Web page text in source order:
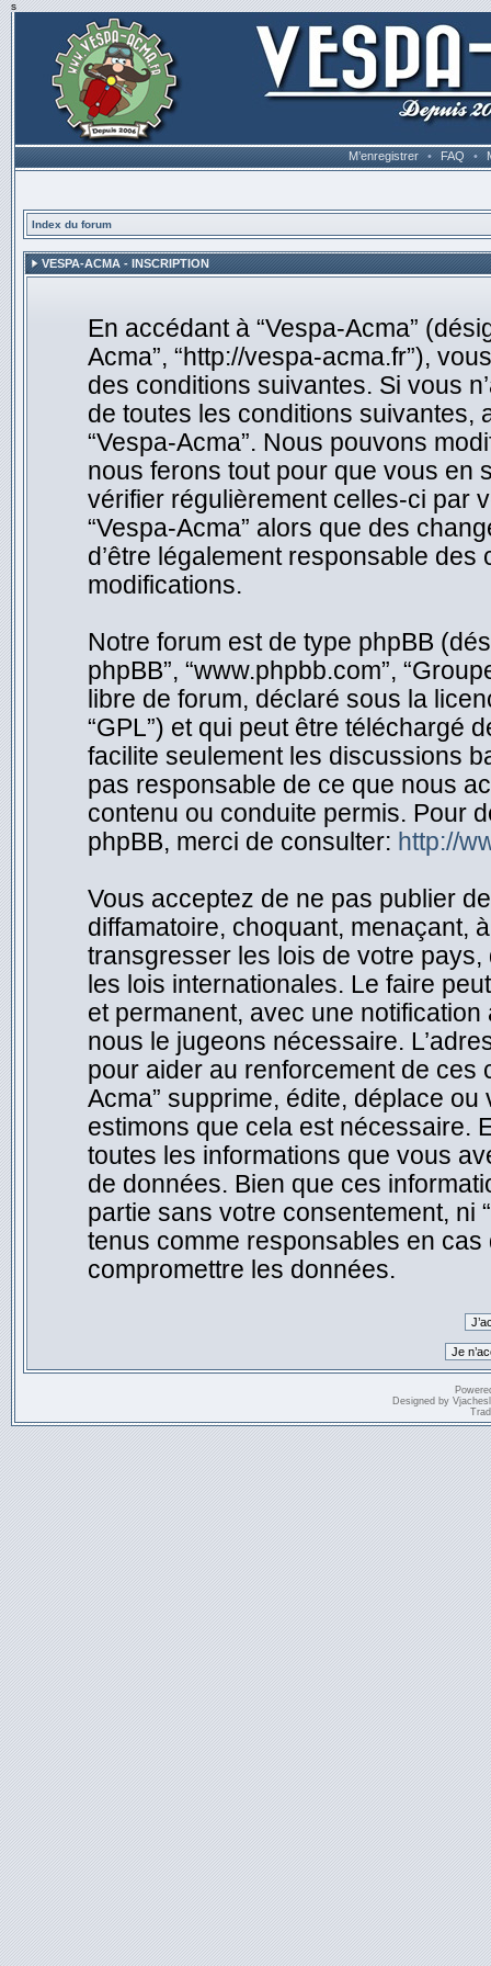
s
M’enregistrer • FAQ •
Index du forum
VESPA-ACMA - INSCRIPTION
En accédant à “Vespa-Acma”
Acma”, “http://vespa-acma.fr”),
des conditions suivantes. Si vous
de toutes les conditions suivantes,
“Vespa-Acma”. Nous pouvons
nous ferons tout pour que vous en
vérifier régulièrement celles-ci par
“Vespa-Acma” alors que des
d’être légalement responsable
modifications.
Notre forum est de type phpBB
phpBB”, “www.phpbb.com”,
libre de forum, déclaré sous la
“GPL”) et qui peut être téléchargé
facilite seulement les discussions
pas responsable de ce que nous
contenu ou conduite permis. Pour
phpBB, merci de consulter: http://
Vous acceptez de ne pas publier
diffamatoire, choquant, menaçant,
transgresser les lois de votre pays,
les lois internationales. Le faire
et permanent, avec une
nous le jugeons nécessaire.
pour aider au renforcement de ces
Acma” supprime, édite, déplace
estimons que cela est nécessaire.
toutes les informations que vous
de données. Bien que ces
partie sans votre consentement, ni
tenus comme responsables en
compromettre les données.
Designed by